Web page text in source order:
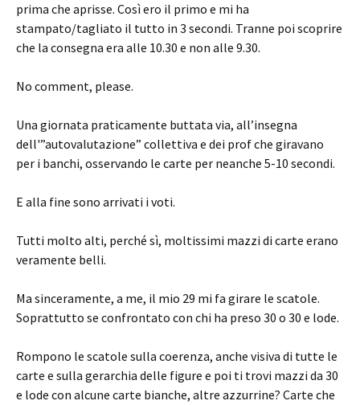
prima che aprisse. Così ero il primo e mi ha
stampato/tagliato il tutto in 3 secondi. Tranne poi scoprire
che la consegna era alle 10.30 e non alle 9.30.
No comment, please.
Una giornata praticamente buttata via, all’insegna
dell'”autovalutazione” collettiva e dei prof che giravano
per i banchi, osservando le carte per neanche 5-10 secondi.
E alla fine sono arrivati i voti.
Tutti molto alti, perché sì, moltissimi mazzi di carte erano
veramente belli.
Ma sinceramente, a me, il mio 29 mi fa girare le scatole.
Soprattutto se confrontato con chi ha preso 30 o 30 e lode.
Rompono le scatole sulla coerenza, anche visiva di tutte le
carte e sulla gerarchia delle figure e poi ti trovi mazzi da 30
e lode con alcune carte bianche, altre azzurrine? Carte che